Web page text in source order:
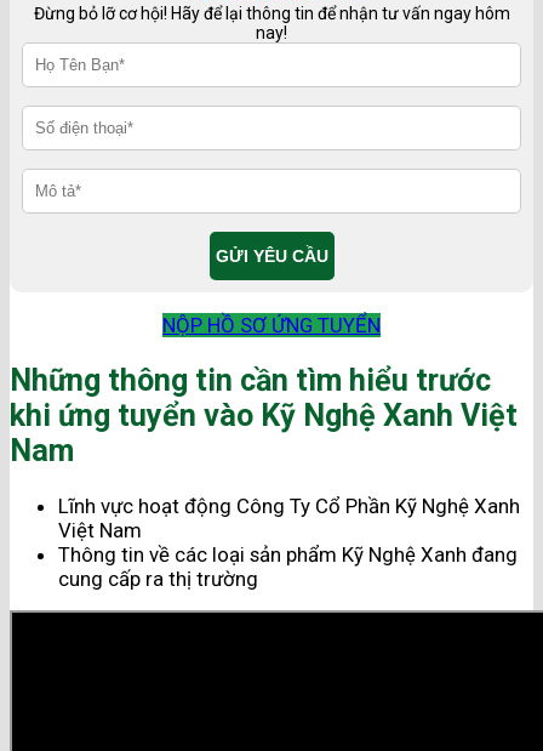
Đừng bỏ lỡ cơ hội! Hãy để lại thông tin để nhận tư vấn ngay hôm
nay!
NỘP HỒ SƠ ỨNG TUYỂN
Những thông tin cần tìm hiểu trước
khi ứng tuyển vào Kỹ Nghệ Xanh Việt
Nam
Lĩnh vực hoạt động Công Ty Cổ Phần Kỹ Nghệ Xanh
Việt Nam
Thông tin về các loại sản phẩm Kỹ Nghệ Xanh đang
cung cấp ra thị trường